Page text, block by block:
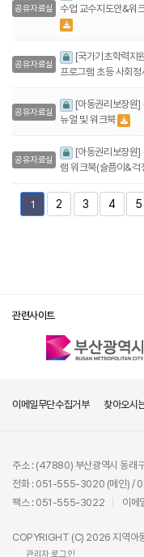
공유자료실
수업 교수지도안&워
공유자료실
[국가기초학력지
프로그램 초등 사회
공유자료실
[아동권리보장원]
뉴얼 및 워크북
공유자료실
[아동권리보장원]
램 워크북(슬픔이&걱
1 2 3 4 5
관련사이트
이메일무단수집거부 찾아오시
주소 : (47880) 부산광역시 동래
전화 : 051-555-3020 (메인) /
팩스 : 051-555-3022
이메
COPYRIGHT (C) 2026 지역아
관리자 로그인